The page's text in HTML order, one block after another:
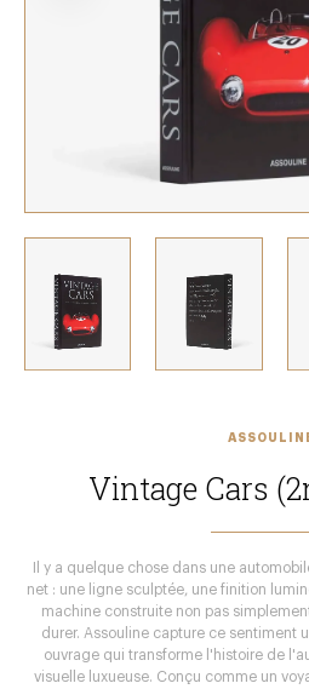
Vintage Cars
Il y a quelque chose dans une
net : une ligne sculptée, une finition
machine construite non pas
durer. Assouline capture ce sentiment
ouvrage qui transforme l'histoire de
visuelle luxueuse. Conçu comme un